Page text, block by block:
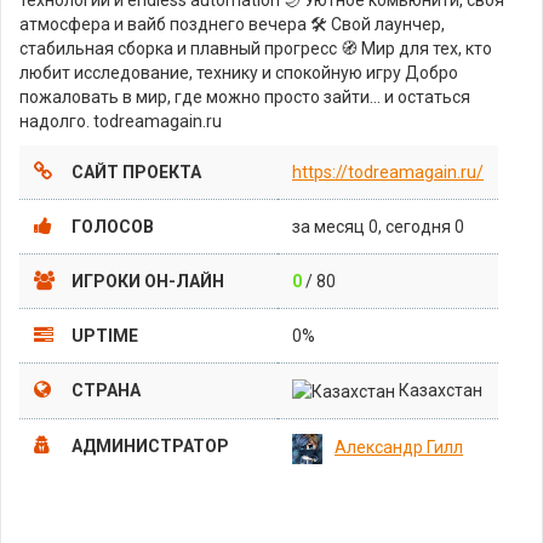
атмосфера и вайб позднего вечера 🛠 Свой лаунчер,
стабильная сборка и плавный прогресс 🧭 Мир для тех, кто
любит исследование, технику и спокойную игру Добро
пожаловать в мир, где можно просто зайти… и остаться
надолго. todreamagain.ru
САЙТ ПРОЕКТА https://todreamagain.ru/
ГОЛОСОВ за месяц 0, сегодня 0
ИГРОКИ ОН-ЛАЙН 0/ 80
UPTIME 0%
СТРАНА Казахстан
АДМИНИСТРАТОР Александр Гилл